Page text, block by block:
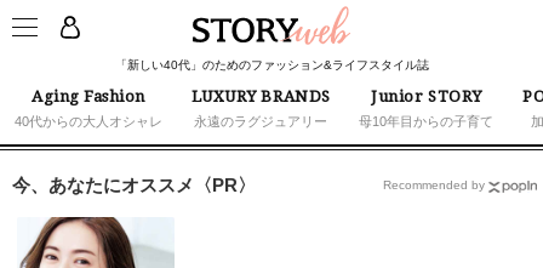
「新しい40代」のためのファッション&ライフスタイル誌
Aging Fashion
40代からの大人オシャレ
LUXURY BRANDS
永遠のラグジュアリー
Junior STORY
母10年目からの子育て
今、あなたにオススメ〈PR〉 Recommended by